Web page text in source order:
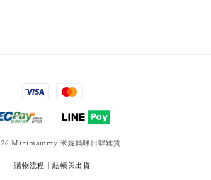
Minimammy 米妮媽咪日韓雜貨
購物流程 |結帳與出貨